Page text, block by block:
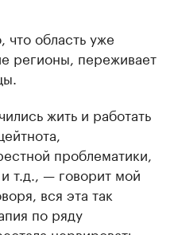
что область уже
регионы, переживает
жить и работать
проблематики,
т.д., — говорит мой
вся эта так
по ряду